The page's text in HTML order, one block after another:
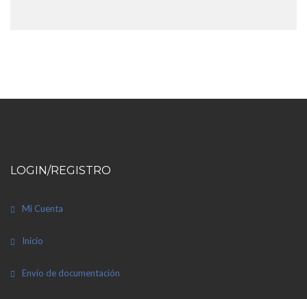
LOGIN/REGISTRO
Mi Cuenta
Inicio
Envío de documentación